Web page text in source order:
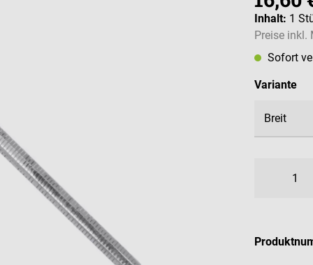
Inhalt: 1
Preise inkl.
Sofort
Variante